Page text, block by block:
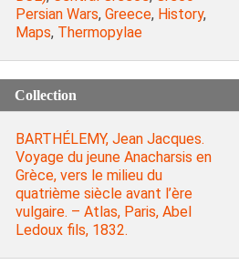
Persian Wars, Greece, History,
Maps, Thermopylae
Collection
BARTHÉLEMY, Jean Jacques.
Voyage du jeune Anacharsis en
Grèce, vers le milieu du
quatrième siècle avant l’ère
vulgaire. – Atlas, Paris, Abel
Ledoux fils, 1832.